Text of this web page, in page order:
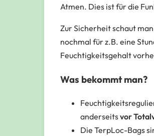
Atmen. Dies ist für die
Zur Sicherheit schaut
nochmal für z.B. eine
Feuchtigkeitsgehalt
Was bekommt man?
anderseitsvor
Die TerpLoc-Bags